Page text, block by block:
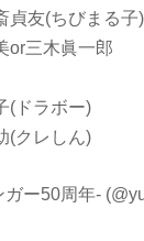
貞友(ちびまる子)
or三木眞一郎
(ドラボー)
(クレしん)
ー50周年-